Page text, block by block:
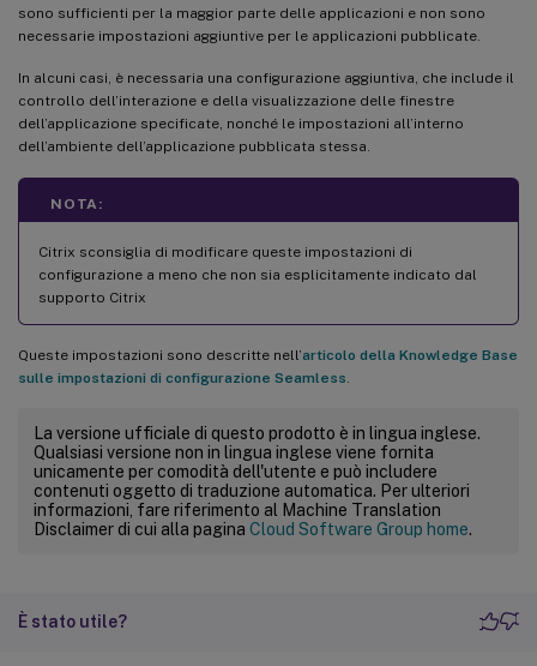
sono sufficienti per la maggior parte delle applicazioni e non sono
necessarie impostazioni aggiuntive per le applicazioni pubblicate.
In alcuni casi, è necessaria una configurazione aggiuntiva, che include il
controllo dell’interazione e della visualizzazione delle finestre
dell’applicazione specificate, nonché le impostazioni all’interno
dell’ambiente dell’applicazione pubblicata stessa.
NOTA:
Citrix sconsiglia di modificare queste impostazioni di
configurazione a meno che non sia esplicitamente indicato dal
supporto Citrix
Queste impostazioni sono descritte nell’articolo della Knowledge Base
sulle impostazioni di configurazione Seamless
La versione ufficiale di questo prodotto è in lingua inglese.
Qualsiasi versione non in lingua inglese viene fornita
unicamente per comodità dell'utente e può includere
contenuti oggetto di traduzione automatica. Per ulteriori
informazioni, fare riferimento al Machine Translation
Disclaimer di cui alla pagina Cloud Software Group home.
È stato utile?